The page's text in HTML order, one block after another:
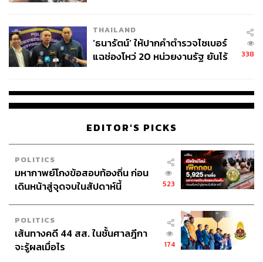
จ่ายหนี้-แอบระบุแบรนด์
THAILAND
‘ธนารัตน์’ ให้ปากคำตำรวจไซเบอร์
แฉช่องโหว่ 20 หน่วยงานรัฐ ยันไร้
338
EDITOR'S PICKS
POLITICS
มหากาพย์โกงข้อสอบท้องถิ่น ก่อน
เดินหน้าสู่จุดจบในสัปดาห์นี้
523
POLITICS
เส้นทางคดี 44 สส. ในชั้นศาลฎีกา
จะรู้ผลเมื่อไร
174